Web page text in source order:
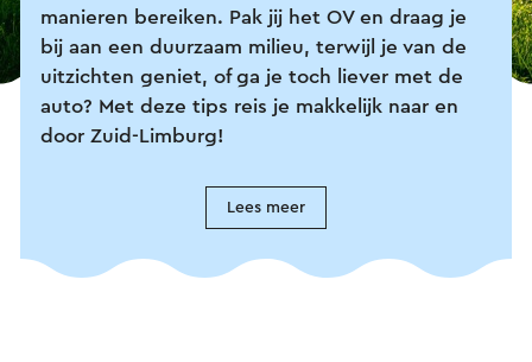
manieren bereiken. Pak jij het OV en draag je
bij aan een duurzaam milieu, terwijl je van de
uitzichten geniet, of ga je toch liever met de
auto? Met deze tips reis je makkelijk naar en
door Zuid-Limburg!
Lees meer